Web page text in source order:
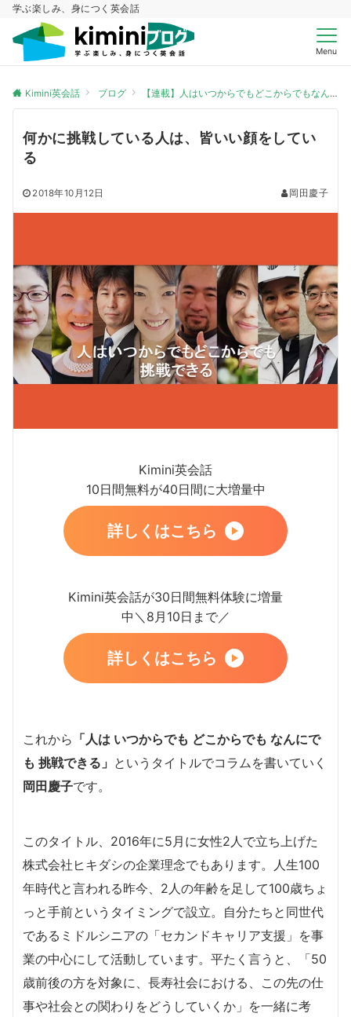
学ぶ楽しみ、身につく英会話
Menu
Kimini英会話 ブログ 【連載】人はいつからでもどこからでもなんにでも挑戦できる
何かに挑戦している人は、皆いい顔をしてい
る
2018年10月12日 岡田慶子
Kimini英会話
10日間無料が40日間に大増量中
詳しくはこちら
Kimini英会話が30日間無料体験に増量
中＼8月10日まで／
詳しくはこちら
これから 「人は いつからでも どこからでも なんにで
も 挑戦できる」 というタイトルでコラムを書いていく
岡田慶子です。
このタイトル、2016年に5月に女性2人で立ち上げた
株式会社ヒキダシの企業理念でもあります。人生100
年時代と言われる昨今、2人の年齢を足して100歳ちょ
っと手前というタイミングで設立。自分たちと同世代
であるミドルシニアの「セカンドキャリア支援」を事
業の中心にして活動しています。平たく言うと、「50
歳前後の方を対象に、長寿社会における、この先の仕
事や社会との関わりをどうしていくか」を一緒に考